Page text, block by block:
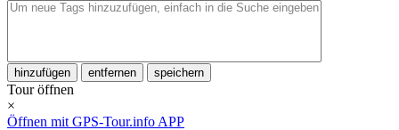
hinzufügen entfernen speichern
Tour öffnen
×
Öffnen mit GPS-Tour.info APP